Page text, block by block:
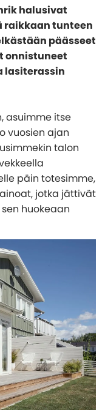
ovat fiksu
uutta
altaan
ja
uutta
ovat fiksu
halusivat
raikkaan tunteen
päässeet
onnistuneet
lasiterassin
asuimme itse
vuosien ajan
talon
päin totesimme,
jotka jättivät
huokeaan